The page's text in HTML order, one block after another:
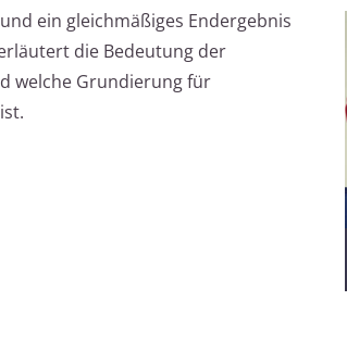
ein gleichmäßiges Endergebnis
die Bedeutung der
welche Grundierung für